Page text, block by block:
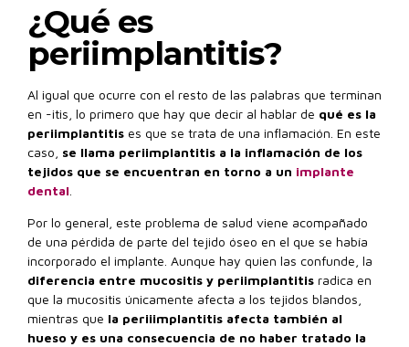
¿Qué es
periimplantitis?
Al igual que ocurre con el resto de las palabras que terminan
en -itis, lo primero que hay que decir al hablar de qué es la
periimplantitis es que se trata de una inflamación. En este
caso, se llama periimplantitis a la inflamación de los
tejidos que se encuentran en torno a un implante
dental
Por lo general, este problema de salud viene acompañado
de una pérdida de parte del tejido óseo en el que se había
incorporado el implante. Aunque hay quien las confunde, la
diferencia entre mucositis y periimplantitis radica en
que la mucositis únicamente afecta a los tejidos blandos,
mientras que la periiimplantitis afecta también al
hueso y es una consecuencia de no haber tratado la